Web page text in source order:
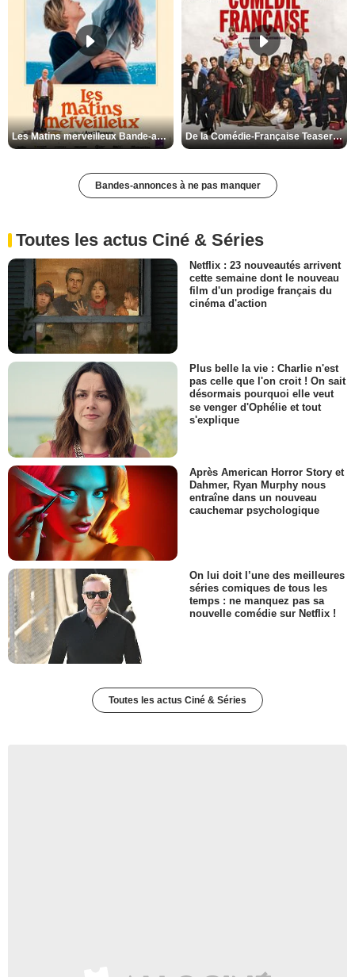
Les Matins merveilleux Bande-annonce VF De la Comédie-Française Teaser VF
Bandes-annonces à ne pas manquer
Toutes les actus Ciné & Séries
Netflix : 23 nouveautés arrivent
cette semaine dont le nouveau
film d'un prodige français du
cinéma d'action
Plus belle la vie : Charlie n'est
pas celle que l'on croit ! On sait
désormais pourquoi elle veut
se venger d'Ophélie et tout
s'explique
Après American Horror Story et
Dahmer, Ryan Murphy nous
entraîne dans un nouveau
cauchemar psychologique
On lui doit l’une des meilleures
séries comiques de tous les
temps : ne manquez pas sa
nouvelle comédie sur Netflix !
Toutes les actus Ciné & Séries